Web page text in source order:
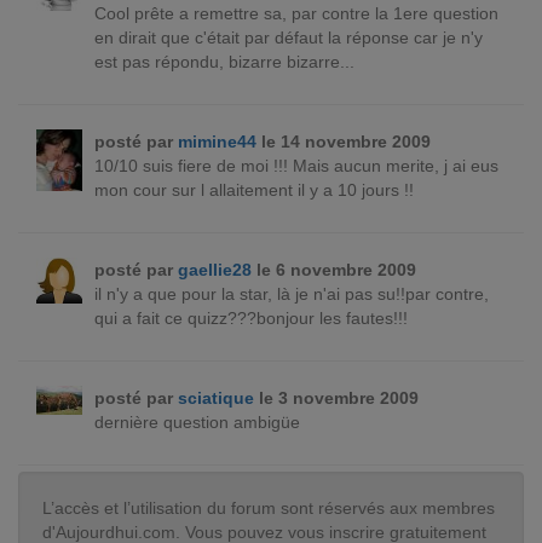
Cool prête a remettre sa, par contre la 1ere question
en dirait que c'était par défaut la réponse car je n'y
est pas répondu, bizarre bizarre...
posté par mimine44le 14 novembre 2009
10/10 suis fiere de moi !!! Mais aucun merite, j ai eus
mon cour sur l allaitement il y a 10 jours !!
posté par gaellie28le 6 novembre 2009
il n'y a que pour la star, là je n'ai pas su!!par contre,
qui a fait ce quizz???bonjour les fautes!!!
posté par sciatiquele 3 novembre 2009
dernière question ambigüe
L’accès et l’utilisation du forum sont réservés aux membres
d'Aujourdhui.com. Vous pouvez vous inscrire gratuitement